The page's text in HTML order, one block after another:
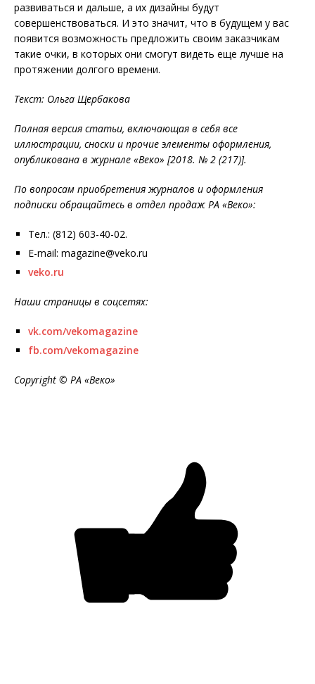
развиваться и дальше, а их дизайны будут
совершенствоваться. И это значит, что в будущем у вас
появится возможность предложить своим заказчикам
такие очки, в которых они смогут видеть еще лучше на
протяжении долгого времени.
Текст: Ольга Щербакова
Полная версия статьи, включающая в себя все
иллюстрации, сноски и прочие элементы оформления,
опубликована в журнале «Веко» [2018. № 2 (217)].
По вопросам приобретения журналов и оформления
подписки обращайтесь в отдел продаж РА «Веко»:
Тел.: (812) 603-40-02.
E-mail: magazine@veko.ru
veko.ru
Наши страницы в соцсетях:
vk.com/vekomagazine
fb.com/vekomagazine
Copyright © РА «Веко»